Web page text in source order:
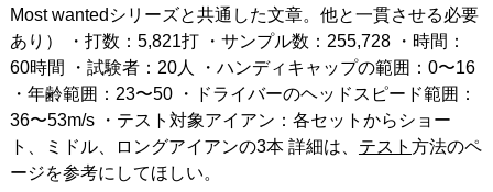
Most wantedシリーズと共通した文章。他と一貫させる必要
あり） ・打数：5,821打 ・サンプル数：255,728 ・時間：
60時間 ・試験者：20人 ・ハンディキャップの範囲：0〜16
・年齢範囲：23〜50 ・ドライバーのヘッドスピード範囲：
36〜53m/s ・テスト対象アイアン：各セットからショー
ト、ミドル、ロングアイアンの3本 詳細は、 テスト 方法のペ
ージを参考にしてほしい。